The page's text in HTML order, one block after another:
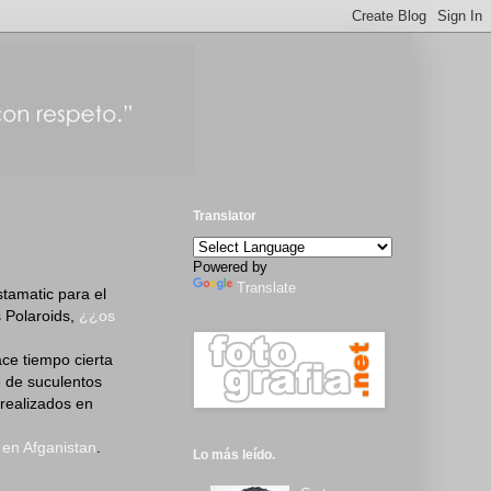
para el
¿¿os
tiempo cierta
de suculentos
en
Afganistan
Translator
Powered by
Translate
Lo más leído.